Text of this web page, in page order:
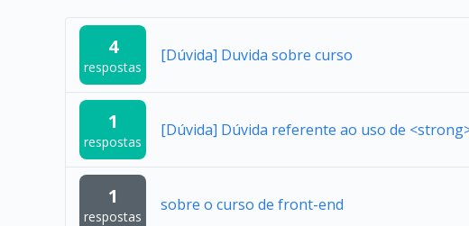
4
respostas
[Dúvida] Duvida sobre curso
1
respostas
[Dúvida] Dúvida referente ao uso de
1
respostas
sobre o curso de front-end